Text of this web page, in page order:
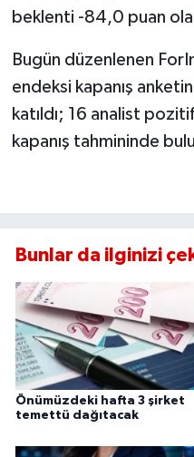
beklenti -84,0 puan
Bugün düzenlenen
endeksi kapanış
katıldı; 16 analist
kapanış tahmininde
Bunlar da ilginizi
Önümüzdeki hafta 3 şirket
temettü dağıtacak